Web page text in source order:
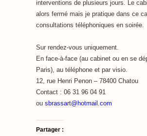
interventions de plusieurs jours. Le
alors fermé mais je pratique dans ce
consultations téléphoniques en soirée.
Sur rendez-vous uniquement.
En face-à-face (au cabinet ou en se
Paris), au téléphone et par visio.
12, rue Henri Penon – 78400 Chatou
Contact : 06 31 96 04 91
ou sbrassart@hotmail.com
Partager :